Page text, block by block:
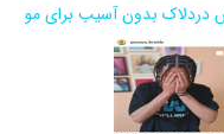
دردلاک بدون آسیب برای مو